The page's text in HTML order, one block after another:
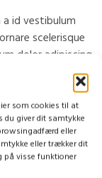
som cookies til at
du giver dit samtykke
eller
eller trækker dit
på visse funktioner
id vestibulum
scelerisque
dolor adipiscing
a lobortis
duis
vestibulum velit